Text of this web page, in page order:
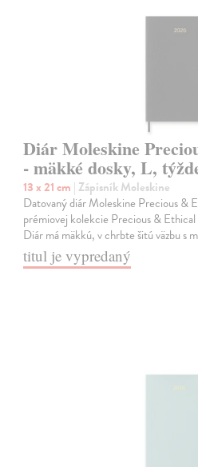
Diár Moleskine
- mäkké dosky, L,
13 x 21 cm | Zápisník Moleskine
Datovaný diár Moleskine Precious &
prémiovej kolekcie Precious & Ethical
Diár má mäkkú, v chrbte šitú väzbu s
titul je vypredaný